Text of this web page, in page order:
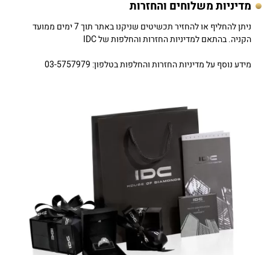
מדיניות משלוחים והחזרות
ניתן להחליף או להחזיר תכשיטים שניקנו באתר תוך 7 ימים ממועד
הקניה. בהתאם למדיניות החזרות והחלפות של IDC
מידע נוסף על מדיניות החזרות והחלפות בטלפון: 03-5757979